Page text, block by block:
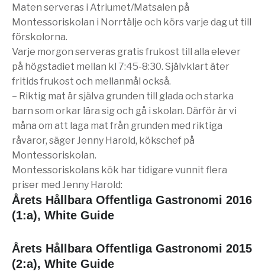
Maten serveras i Atriumet/Matsalen på
Montessoriskolan i Norrtälje och körs varje dag ut till
förskolorna.
Varje morgon serveras gratis frukost till alla elever
på högstadiet mellan kl 7:45-8:30. Självklart äter
fritids frukost och mellanmål också.
– Riktig mat är själva grunden till glada och starka
barn som orkar lära sig och gå i skolan. Därför är vi
måna om att laga mat från grunden med riktiga
råvaror, säger Jenny Harold, kökschef på
Montessoriskolan.
Montessoriskolans kök har tidigare vunnit flera
priser med Jenny Harold:
Årets Hållbara Offentliga Gastronomi 2016
(1:a), White Guide
Årets Hållbara Offentliga Gastronomi 2015
(2:a), White Guide